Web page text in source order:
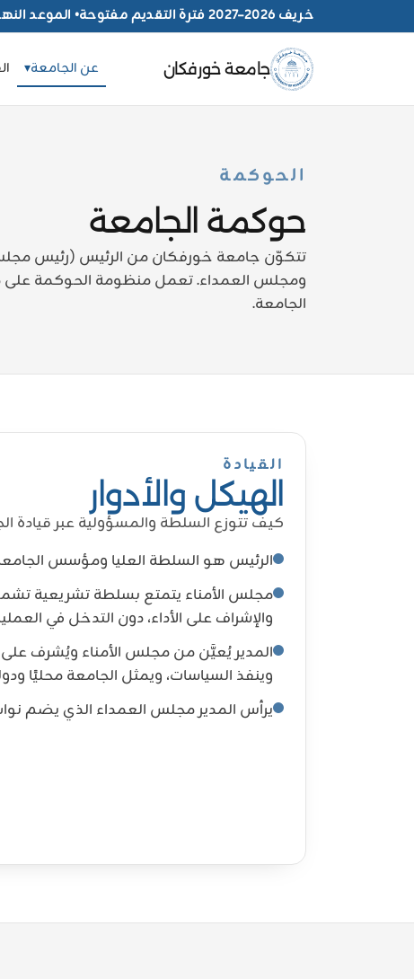
خريف 2026–2027 فترة التقديم مفتوحة • الموعد النهائي 30
جامعة خورفكان عن الجامعة▾
الحوكمة
حوكمة الجامعة
تتكوّن جامعة خورفكان من الرئيس (رئيس مجلس
ومجلس العمداء. تعمل منظومة الحوكمة على
الجامعة.
القيادة
الهيكل والأدوار
كيف تتوزع السلطة والمسؤولية عبر قيادة
الرئيس هو السلطة العليا ومؤسس
مجلس الأمناء يتمتع بسلطة تشريعية
والإشراف على الأداء، دون التدخل في
المدير يُعيَّن من مجلس الأمناء ويُشرف على
وينفذ السياسات، ويمثل الجامعة محليًا
يرأس المدير مجلس العمداء الذي يضم